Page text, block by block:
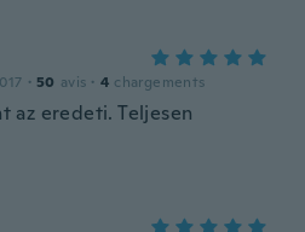
· 50 avis · 4 chargements
az eredeti. Teljesen